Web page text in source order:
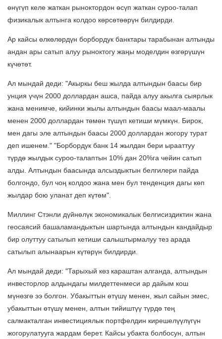
өнүгүп келе жаткан рыноктордон өсүп жаткан суроо-талап
физикалык алтынга колдоо көрсөтөөрүн билдирди.
Ар кайсы өлкөлөрдүн борбордук банктары тарабынан алтынды
андан ары сатып алуу рыноктогу жаңы моделдин өзгөрүшүн
күчөтөт.
Ал мындай деди: "Акыркы беш жылда алтындын баасы бир
унция үчүн 2000 доллардан ашса, пайда алуу акылга сыярлык
жана менимче, кийинки жылы алтындын баасы маал-маалы
менен 2000 доллардан төмөн түшүп кетиши мүмкүн. Бирок,
мен дагы эле алтындын баасы 2000 доллардан жогору турат
деп ишенем." "Борбордук банк 14 жылдан бери ырааттуу
түрдө жылдык суроо-талаптын 10% дан 20%га чейин сатып
алды. Алтындын баасында алсыздыктын белгилери пайда
болгондо, бул чоң колдоо жана мен бул тенденция дагы көп
жылдар бою уланат деп күтөм".
Миллинг Стэнли дүйнөлүк экономикалык белгисиздиктин жана
геосаясий башаламандыктын шартында алтындын кандайдыр
бир олуттуу сатылып кетиши салыштырмалуу тез арада
сатылып алынаарын күтөрүн билдирди.
Ал мындай деди: "Тарыхый көз караштан алганда, алтындын
инвесторлор алдындагы милдеттенмеси ар дайым кош
мүнөзгө ээ болгон. Убакыттын өтүшү менен, жыл сайын эмес,
убакыттын өтүшү менен, алтын тийиштүү түрдө тең
салмакталган инвестициялык портфелдин кирешелүүлүгүн
жогорулатууга жардам берет. Кайсы убакта болбосун, алтын